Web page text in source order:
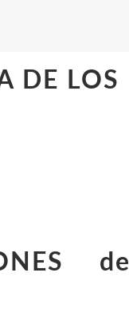
DE LOS
de